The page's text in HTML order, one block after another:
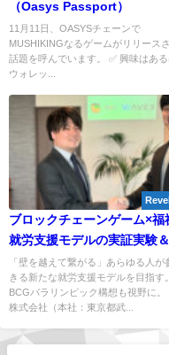
（Oasys Passport）
11月11日、OASYSチェーンで
MUSHIKINGなるゲームがリリースさ
話題を呼んでいます。 ✅ 興味はあ
ウォレッ...
ブロックチェーンゲーム×福
就労支援モデルの実証実験＆
WAVE3社との業務提携を発
「壁を越えて繋がる」あらゆる人が
きる新たな就労支援モデルを目指す。
BCGパラリンピック構想も視野に。
株式会社（本社：東京都武...